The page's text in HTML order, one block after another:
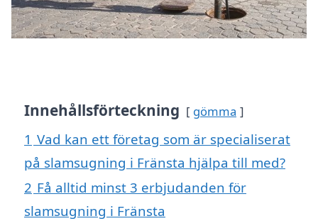
Innehållsförteckning gömma
1 Vad kan ett företag som är specialiserat
på slamsugning i Fränsta hjälpa till med?
2 Få alltid minst 3 erbjudanden för
slamsugning i Fränsta